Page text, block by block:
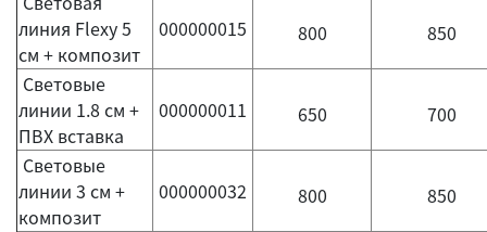
линия Flexy 5
см + композит
000000015 800
850
Световые
линии 1.8 см +
ПВХ вставка
000000011 650
700
Световые
линии 3 см +
композит
000000032 800
850